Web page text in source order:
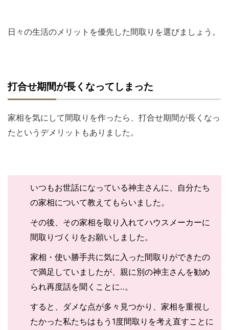
日々の生活のメリットを優先した間取りを選びましょう。
打合せ期間が長くなってしまった
家相を気にして間取りを作ったら、打合せ期間が長くなっ
たというデメリットもありました。
いつもお世話になっている神主さんに、自分たち
の家相について教えてもらいました。
その後、その家相を取り入れてハウスメーカーに
間取りづくりをお願いしました。
家相・使い勝手共に気に入った間取りができたの
で満足していましたが、親に別の神主さんを勧め
られ再度話を聞くことに‥。
すると、ダメな点が多々見つかり、家相を重視し
たかった私たちはもう1度間取りを考え直すことに